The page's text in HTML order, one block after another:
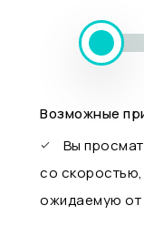
Возможные
Вы
со
ожидаемую от